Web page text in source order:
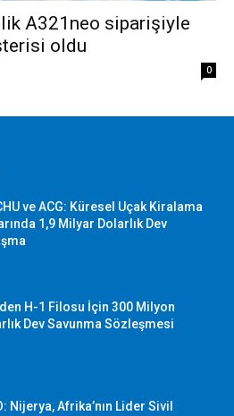
A321neo siparişiyle
oldu
0
ve ACG: Küresel Uçak Kiralama
1,9 Milyar Dolarlık Dev
H-1 Filosu İçin 300 Milyon
Dev Savunma Sözleşmesi
Nijerya, Afrika’nın Lider Sivil